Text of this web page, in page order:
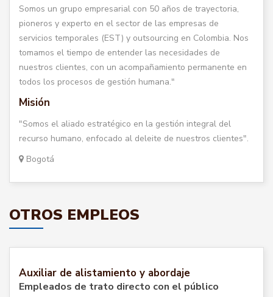
Somos un grupo empresarial con 50 años de trayectoria,
pioneros y experto en el sector de las empresas de
servicios temporales (EST) y outsourcing en Colombia. Nos
tomamos el tiempo de entender las necesidades de
nuestros clientes, con un acompañamiento permanente en
todos los procesos de gestión humana."
Misión
"Somos el aliado estratégico en la gestión integral del
recurso humano, enfocado al deleite de nuestros clientes".
Bogotá
OTROS EMPLEOS
Auxiliar de alistamiento y abordaje
Empleados de trato directo con el público